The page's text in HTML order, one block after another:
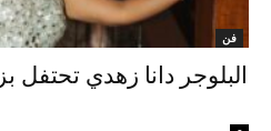
فن
البلوجر دانا زهدي تحتفل